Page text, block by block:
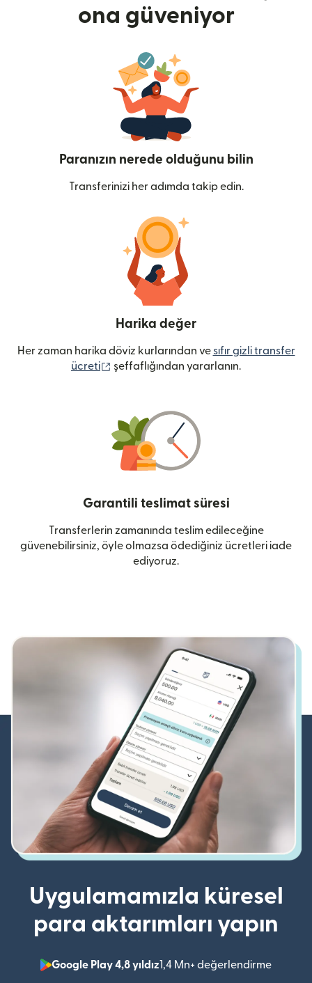
ona güveniyor
Paranızın nerede olduğunu bilin
Transferinizi her adımda takip edin.
Harika değer
Her zaman harika döviz kurlarından ve sıfır gizli transfer
ücreti
(yeni pencerede açılır)
şeffaflığından yararlanın.
Garantili teslimat süresi
Transferlerin zamanında teslim edileceğine
güvenebilirsiniz, öyle olmazsa ödediğiniz ücretleri iade
ediyoruz.
Uygulamamızla küresel
para aktarımları yapın
Google Play 4,8 yıldız1,4 Mn+ değerlendirme